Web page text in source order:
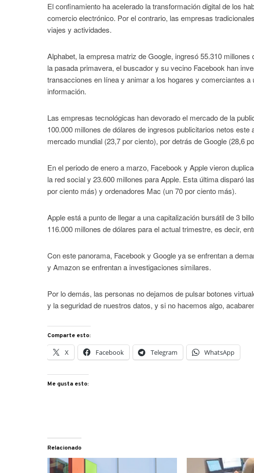
El confinamiento ha acelerado la transformación digital de los
comercio electrónico. Por el contrario, las empresas
viajes y actividades.
Alphabet, la empresa matriz de Google, ingresó 55.310
la pasada primavera, el buscador y su vecino Facebook han
transacciones en línea y animar a los hogares y comerciantes
información.
Las empresas tecnológicas han devorado el mercado de la
100.000 millones de dólares de ingresos publicitarios netos
mercado mundial (23,7 por ciento), por detrás de Google (28,6
En el periodo de enero a marzo, Facebook y Apple vieron
la red social y 23.600 millones para Apple. Esta última disparó
por ciento más) y ordenadores Mac (un 70 por ciento más).
Apple está a punto de llegar a una capitalización bursátil de 3
116.000 millones de dólares para el actual trimestre, es decir,
Con este panorama, Facebook y Google ya se enfrentan a
y Amazon se enfrentan a investigaciones similares.
Por lo demás, las personas no dejamos de pulsar botones
y la seguridad de nuestros datos, y si no hacemos algo,
Comparte esto:
X Facebook Telegram WhatsApp
Me gusta esto:
Relacionado